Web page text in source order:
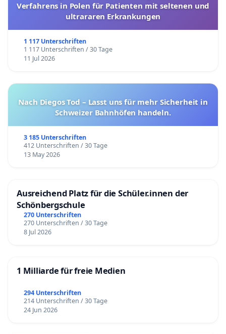
Verfahrens in Polen für Patienten mit seltenen und
ultrararen Erkrankungen
1 117 Unterschriften
1 117 Unterschriften / 30 Tage
11 Jul 2026
Nach Diegos Tod – Lasst uns für mehr Sicherheit in
Schweizer Bahnhöfen handeln.
3 185 Unterschriften
412 Unterschriften / 30 Tage
13 May 2026
Ausreichend Platz für die Schüler.innen der
Schönbergschule
270 Unterschriften
270 Unterschriften / 30 Tage
8 Jul 2026
1 Milliarde für freie Medien
294 Unterschriften
214 Unterschriften / 30 Tage
24 Jun 2026